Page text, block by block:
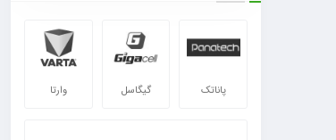
پاناتک گیگاسل وارتا